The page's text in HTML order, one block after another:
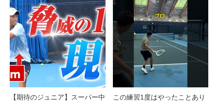
【期待のジュニア】スーパー中
この練習1度はやったことあり